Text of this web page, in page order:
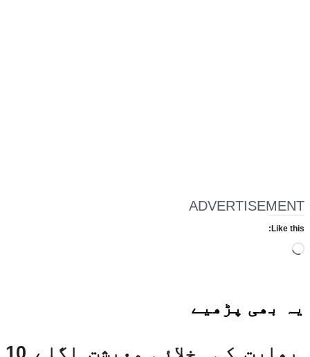
ADVERTISEMENT
Like this:
Loading…
یہ بھی پڑھیے